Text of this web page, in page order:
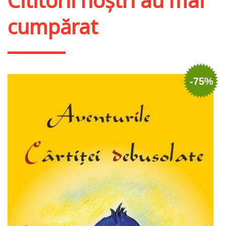
cumpărat
-75%